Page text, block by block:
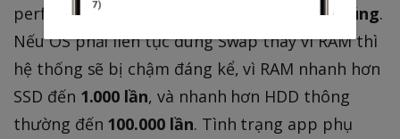
performance sẽ tốt hơn — điều đó
không đúng.
Nếu OS phải liên tục dùng Swap thay vì RAM thì
hệ thống sẽ bị chậm đáng kể, vì RAM nhanh hơn
SSD đến 1.000 lần, và nhanh hơn HDD thông
thường đến 100.000 lần. Tình trạng app phụ